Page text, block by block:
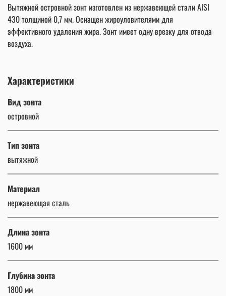
Вытяжной островной зонт изготовлен из нержавеющей стали AISI
430 толщиной 0,7 мм. Оснащен жироуловителями для
эффективного удаления жира. Зонт имеет одну врезку для отвода
воздуха.
Характеристики
Вид зонта
островной
Тип зонта
вытяжной
Материал
нержавеющая сталь
Длина зонта
1600 мм
Глубина зонта
1800 мм